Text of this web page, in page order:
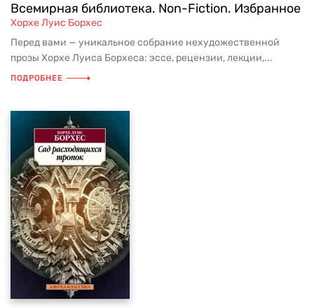
Всемирная библиотека. Non-Fiction. Избранное
Хорхе Луис Борхес
Перед вами — уникальное собрание нехудожественной
прозы Хорхе Луиса Борхеса: эссе, рецензии, лекции,...
ПОДРОБНЕЕ